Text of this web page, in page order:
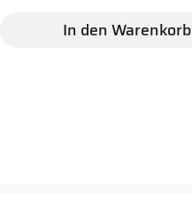
In den Warenkorb